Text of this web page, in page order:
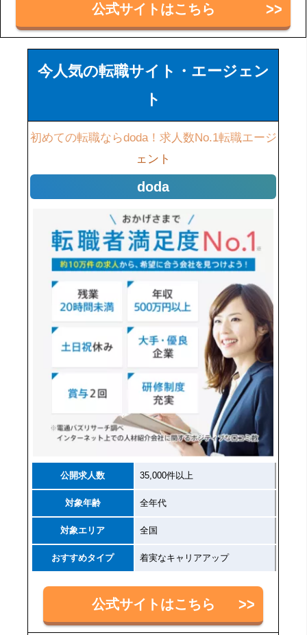
公式サイトはこちら
今人気の転職サイト・エージェン
ト
初めての転職ならdoda！求人数No.1転職エージ
ェント
doda
公開求人数 35,000件以上
対象年齢 全年代
対象エリア 全国
おすすめタイプ 着実なキャリアアップ
公式サイトはこちら